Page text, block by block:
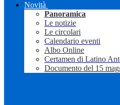
Novità
Panoramica
Le notizie
Le circolari
Calendario eventi
Albo Online
Certamen di Latino
Documento del 15